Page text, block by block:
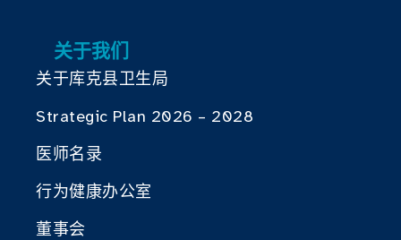
关于我们
关于库克县卫生局
Strategic Plan 2026 – 2028
医师名录
行为健康办公室
董事会